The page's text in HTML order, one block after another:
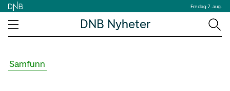
Fredag 7. aug.
DNB Nyheter
Samfunn